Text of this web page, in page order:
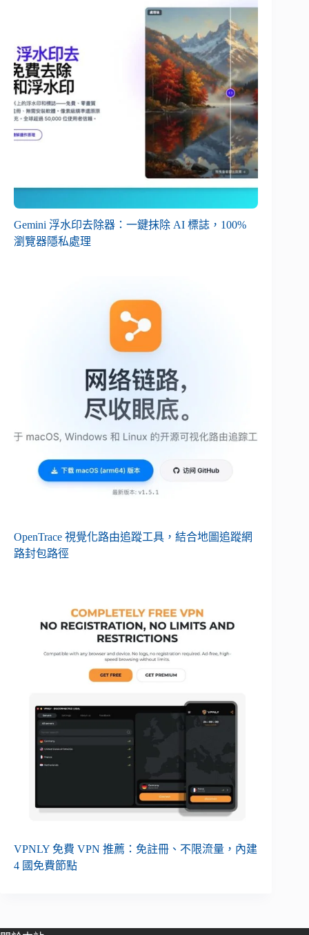
Gemini 浮水印去除器：一鍵抹除 AI 標誌，100%
瀏覽器隱私處理
OpenTrace 視覺化路由追蹤工具，結合地圖追蹤網
路封包路徑
VPNLY 免費 VPN 推薦：免註冊、不限流量，內建
4 國免費節點